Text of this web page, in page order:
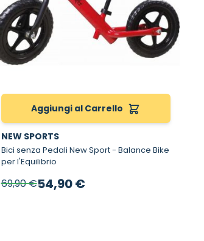
Aggiungi al Carrello
NEW SPORTS
Bici senza Pedali New Sport - Balance Bike
per l'Equilibrio
69,90 €Prezzo speciale
54,90 €